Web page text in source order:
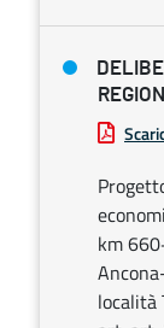
km
località